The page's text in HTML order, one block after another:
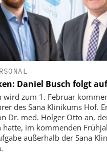
Daniel Busch folgt
wird zum 1. Februar
des Sana Klinikums Hof.
Dr. med. Holger Otto an,
hatte, im kommenden
außerhalb der Sana